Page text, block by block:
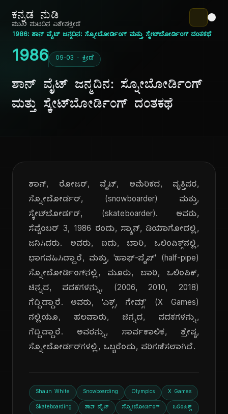
ಕನ್ನಡ ನುಡಿ
ಮುಖ ಪುಟದಿನ ವಿಶೇಷಕ್ರೀಡೆ
1986: ಶಾನ್ ವೈಟ್ ಜನ್ಮದಿನ: ಸ್ನೋಬೋರ್ಡಿಂಗ್ ಮತ್ತು ಸ್ಕೇಟ್‌ಬೋರ್ಡಿಂಗ್ ದಂತಕಥೆ
1986 09-03 · ಕ್ರೀಡೆ
ಶಾನ್ ವೈಟ್ ಜನ್ಮದಿನ: ಸ್ನೋಬೋರ್ಡಿಂಗ್
ಮತ್ತು ಸ್ಕೇಟ್‌ಬೋರ್ಡಿಂಗ್ ದಂತಕಥೆ
ಶಾನ್, ರೋಜರ್, ವೈಟ್, ಅಮೆರಿಕದ, ವೃತ್ತಿಪರ,
ಸ್ನೋಬೋರ್ಡರ್, (snowboarder) ಮತ್ತು,
ಸ್ಕೇಟ್‌ಬೋರ್ಡರ್, (skateboarder). ಅವರು,
ಸೆಪ್ಟೆಂಬರ್ 3, 1986 ರಂದು, ಸ್ಯಾನ್, ಡಿಯಾಗೋದಲ್ಲಿ,
ಜನಿಸಿದರು. ಅವರು, ಐದು, ಬಾರಿ, ಒಲಿಂಪಿಕ್ಸ್‌ನಲ್ಲಿ,
ಭಾಗವಹಿಸಿದ್ದಾರೆ, ಮತ್ತು, 'ಹಾಫ್-ಪೈಪ್' (half-pipe)
ಸ್ನೋಬೋರ್ಡಿಂಗ್‌ನಲ್ಲಿ, ಮೂರು, ಬಾರಿ, ಒಲಿಂಪಿಕ್,
ಚಿನ್ನದ, ಪದಕಗಳನ್ನು, (2006, 2010, 2018)
ಗೆದ್ದಿದ್ದಾರೆ. ಅವರು, 'ಎಕ್ಸ್, ಗೇಮ್ಸ್' (X Games)
ನಲ್ಲಿಯೂ, ಹಲವಾರು, ಚಿನ್ನದ, ಪದಕಗಳನ್ನು,
ಗೆದ್ದಿದ್ದಾರೆ. ಅವರನ್ನು, ಸಾರ್ವಕಾಲಿಕ, ಶ್ರೇಷ್ಠ,
ಸ್ನೋಬೋರ್ಡರ್‌ಗಳಲ್ಲಿ, ಒಬ್ಬರೆಂದು, ಪರಿಗಣಿಸಲಾಗಿದೆ.
Shaun White Snowboarding Olympics X Games
Skateboarding ಶಾನ್ ವೈಟ್ ಸ್ನೋಬೋರ್ಡಿಂಗ್ ಒಲಿಂಪಿಕ್ಸ್